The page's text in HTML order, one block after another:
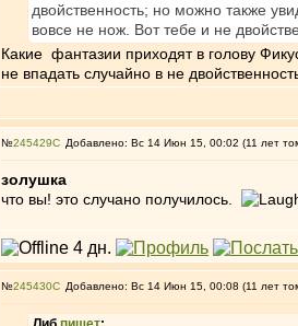
двойственность; но можно также
вовсе не нож. Вот тебе и не
Какие фантазии приходят в голову
не впадать случайно в не
№245429 Добавлено: Вс 14 Июн 15, 00:02 (11 лет
золушка
что вы! это случано получилось.
№245430 Добавлено: Вс 14 Июн 15, 00:08 (11 лет